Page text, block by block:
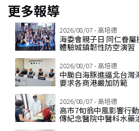
更多報導
2026/08/07 - 高培德
海委會親子日 同仁眷
體驗城鎮韌性防空演習
2026/08/07 - 高培德
中颱白海豚進逼北台灣
要求各商港嚴加防範
2026/08/07 - 高培德
高市7旬翁中風影響行
傳紀念醫院中醫科水藥